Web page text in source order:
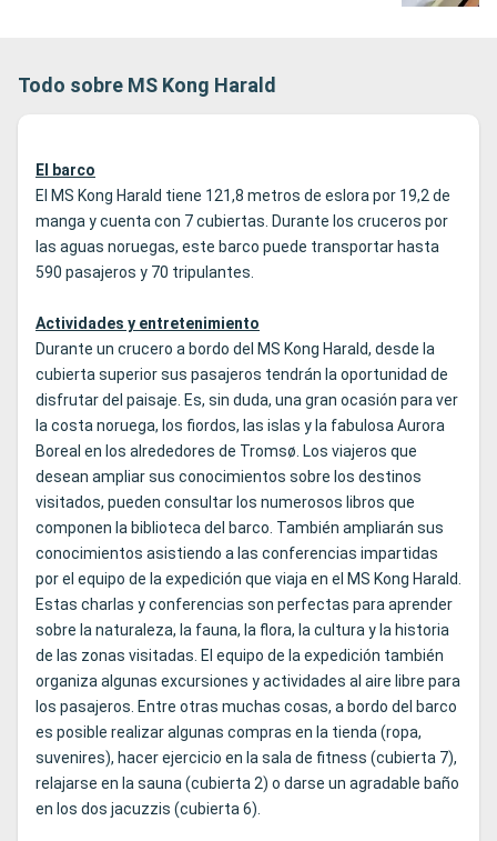
Todo sobre MS Kong Harald
El barco
El MS Kong Harald tiene 121,8 metros de eslora por 19,2 de
manga y cuenta con 7 cubiertas. Durante los cruceros por
las aguas noruegas, este barco puede transportar hasta
590 pasajeros y 70 tripulantes.
Actividades y entretenimiento
Durante un crucero a bordo del MS Kong Harald, desde la
cubierta superior sus pasajeros tendrán la oportunidad de
disfrutar del paisaje. Es, sin duda, una gran ocasión para ver
la costa noruega, los fiordos, las islas y la fabulosa Aurora
Boreal en los alrededores de Tromsø. Los viajeros que
desean ampliar sus conocimientos sobre los destinos
visitados, pueden consultar los numerosos libros que
componen la biblioteca del barco. También ampliarán sus
conocimientos asistiendo a las conferencias impartidas
por el equipo de la expedición que viaja en el MS Kong Harald.
Estas charlas y conferencias son perfectas para aprender
sobre la naturaleza, la fauna, la flora, la cultura y la historia
de las zonas visitadas. El equipo de la expedición también
organiza algunas excursiones y actividades al aire libre para
los pasajeros. Entre otras muchas cosas, a bordo del barco
es posible realizar algunas compras en la tienda (ropa,
suvenires), hacer ejercicio en la sala de fitness (cubierta 7),
relajarse en la sauna (cubierta 2) o darse un agradable baño
en los dos jacuzzis (cubierta 6).